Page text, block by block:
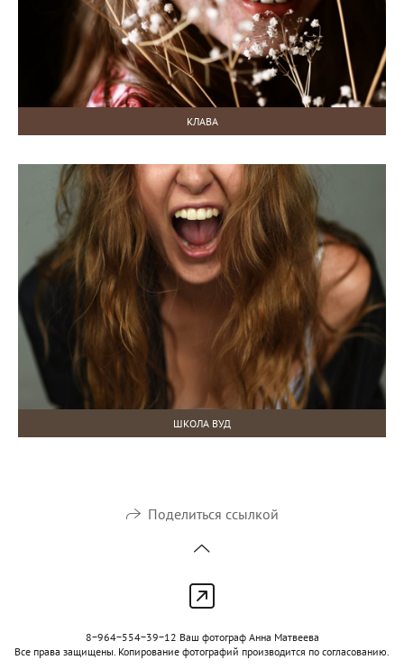
КЛАВА
ШКОЛА ВУД
Поделиться ссылкой
8−964−554−39−12 Ваш фотограф Анна Матвеева
Все права защищены. Копирование фотографий производится по согласованию.